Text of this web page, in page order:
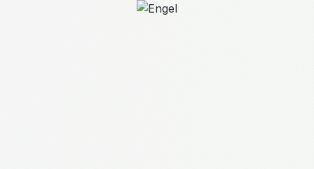
Bildergalerie überspringen